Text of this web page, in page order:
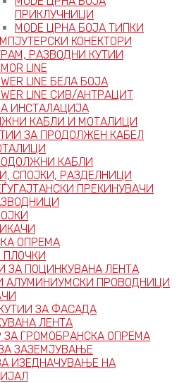
ПРИКЛУЧНИЦИ
MODE ЦРНА БОЈА ТИПКИ
КОНЕКТОРИ
РАЗВОДНИ КУТИИ
LINE
LINE БЕЛА БОЈА
LINE СИВ/АНТРАЦИТ
ИНСТАЛАЦИЈА
КАБЛИ И МОТАЛИЦИ
ЗА ПРОДОЛЖЕН КАБЕЛ
КАБЛИ
СПОЈКИ, РАЗДЕЛНИЦИ
ПРЕКИНУВАЧИ
ОПРЕМА
ПЛОЧКИ
ЗА ПОЦИНКУВАНА ЛЕНТА
АЛУМИНИУМСКИ ПРОВОДНИЦИ
ЗА ФАСАДА
ЛЕНТА
ЗА ГРОМОБРАНСКА ОПРЕМА
ЗАЗЕМЈУВАЊЕ
ИЗЕДНАЧУВАЊЕ НА